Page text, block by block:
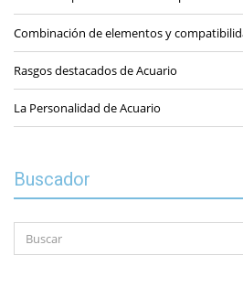
Combinación de elementos y
Rasgos destacados de Acuario
La Personalidad de Acuario
Buscador
Buscar
por: